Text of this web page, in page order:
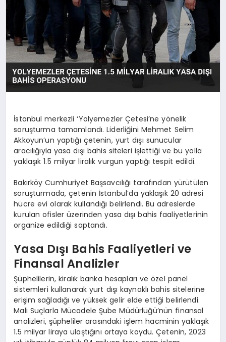
TEKNOLOJI
YAŞAM
İstanbul merkezli ‘Yolyemezler Çetesi’ne yönelik
soruşturma tamamlandı. Liderliğini Mehmet Selim
Akkoyun’un yaptığı çetenin, yurt dışı sunucular
aracılığıyla yasa dışı bahis siteleri işlettiği ve bu yolla
yaklaşık 1.5 milyar liralık vurgun yaptığı tespit edildi.
Bakırköy Cumhuriyet Başsavcılığı tarafından yürütülen
soruşturmada, çetenin İstanbul’da yaklaşık 20 adresi
hücre evi olarak kullandığı belirlendi. Bu adreslerde
kurulan ofisler üzerinden yasa dışı bahis faaliyetlerinin
organize edildiği saptandı.
Yasa Dışı Bahis Faaliyetleri ve
Finansal Analizler
Şüphelilerin, kiralık banka hesapları ve özel panel
sistemleri kullanarak yurt dışı kaynaklı bahis sitelerine
erişim sağladığı ve yüksek gelir elde ettiği belirlendi.
Mali Suçlarla Mücadele Şube Müdürlüğü’nün finansal
analizleri, şüpheliler arasındaki işlem hacminin yaklaşık
1.5 milyar liraya ulaştığını ortaya koydu. Çetenin, 2023